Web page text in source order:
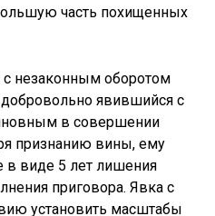
часть похищенных
незаконным оборотом
явившийся с
в совершении
признанию вины, ему
в виде 5 лет лишения
приговора. Явка с
установить масштабы